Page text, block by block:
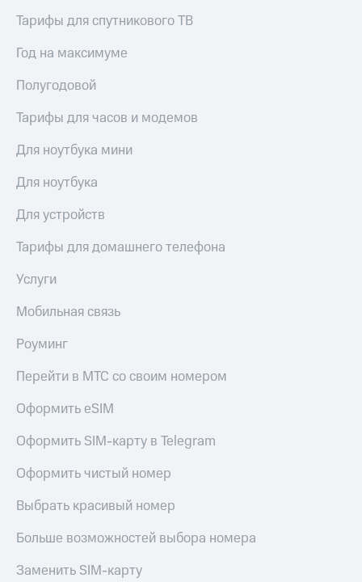
Тарифы для спутникового ТВ
Год на максимуме
Полугодовой
Тарифы для часов и модемов
Для ноутбука мини
Для ноутбука
Для устройств
Тарифы для домашнего телефона
Услуги
Мобильная связь
Роуминг
Перейти в МТС со своим номером
Оформить eSIM
Оформить SIM-карту в Telegram
Оформить чистый номер
Выбрать красивый номер
Больше возможностей выбора номера
Заменить SIM-карту